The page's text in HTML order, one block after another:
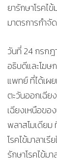
ยารักษาโรคไ
มาตรการกำจั
วันที่ 24 กรกฎ
อธิบดีและโฆษ
แพทย์ ที่ได้เผ
ตะวันออกเฉีย
เฉียงเหนือขอ
พลาสโมเดียม
โรคไข้มาลาเ
รักษาโรคไข้ม